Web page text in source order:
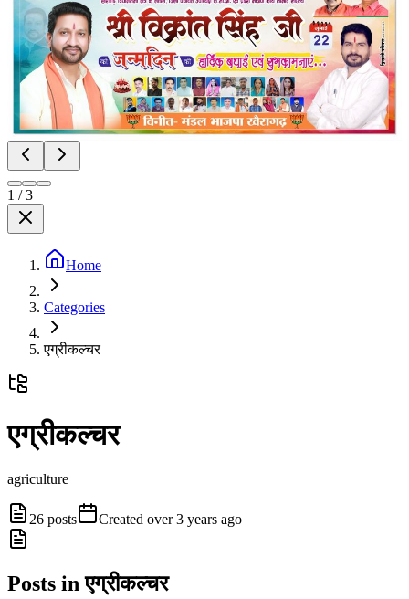
1 /3
Home
Categories
एग्रीकल्चर
एग्रीकल्चर
agriculture
26 posts Created over 3 years ago
Posts inएग्रीकल्चर